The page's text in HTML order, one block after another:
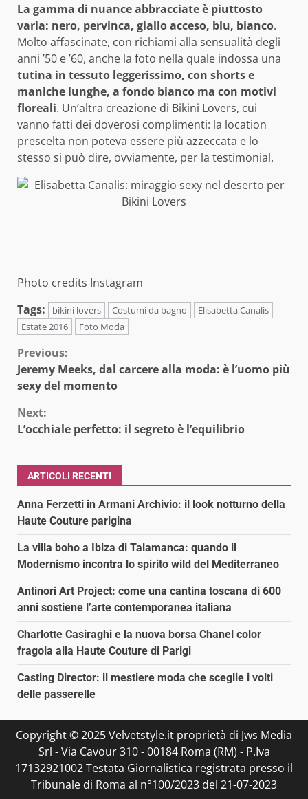
La gamma di nuance abbracciate è piuttosto
varia: nero, pervinca, giallo acceso, blu, bianco.
Molto affascinate, con richiami alla sensualità degli
anni ’50 e ’60, anche la foto nella quale indossa una
tutina in tessuto leggerissimo, con shorts e
maniche lunghe, a fondo bianco ma con motivi
floreali. Un’altra creazione di Bikini Lovers, cui
vanno fatti dei doverosi complimenti: la location
prescelta non poteva essere più azzeccata e lo
stesso si può dire, ovviamente, per la testimonial.
Photo credits Instagram
Tags:
bikini lovers Costumi da bagno
Elisabetta Canalis
Estate 2016
Foto Moda
Continue
Reading
Previous:
Jeremy Meeks, dal carcere alla moda: è l’uomo più
sexy del momento
Next:
L’occhiale perfetto: il segreto è l’equilibrio
ARTICOLI RECENTI
Anna Ferzetti in Armani Archivio: il look notturno della
Haute Couture parigina
La villa boho a Ibiza di Talamanca: quando il
Modernismo incontra lo spirito wild del Mediterraneo
Antinori Art Project: come una cantina toscana di 600
anni sostiene l’arte contemporanea italiana
Charlotte Casiraghi e la nuova borsa Chanel color
fragola alla Haute Couture di Parigi
Casting Director: il mestiere moda che sceglie i volti
delle passerelle
Copyright © 2025 Velvetstyle.it proprietà di Jws Media
Srl - Via Cavour 310 - 00184 Roma (RM) - P.Iva
17132921002 Testata Giornalistica registrata presso il
Tribunale di Roma al n°100/2023 del 21-07-2023